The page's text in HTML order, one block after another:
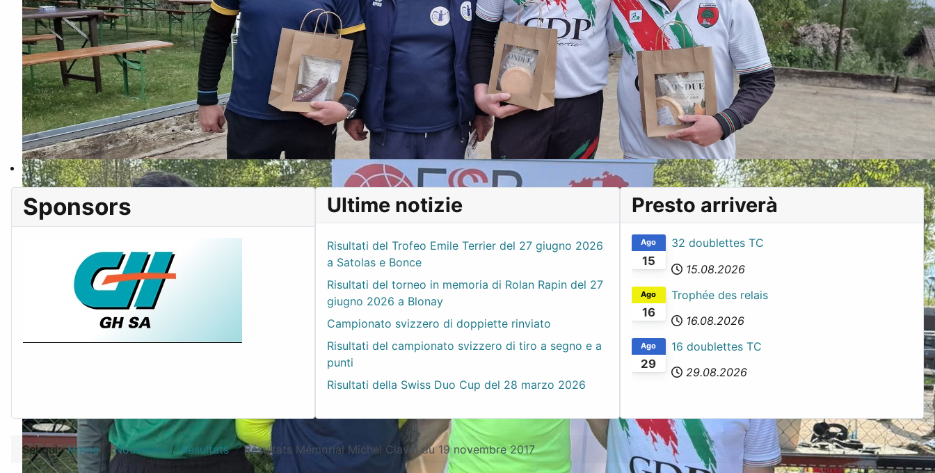
Sponsors Ultime notizie
Risultati del Trofeo Emile Terrier del 27 giugno 2026
a Satolas e Bonce
Risultati del torneo in memoria di Rolan Rapin del 27
giugno 2026 a Blonay
Campionato svizzero di doppiette rinviato
Risultati del campionato svizzero di tiro a segno e a
punti
Risultati della Swiss Duo Cup del 28 marzo 2026
Presto arriverà
15
Ago
32 doublettes TC
15.08.2026
16
Ago
Trophée des relais
16.08.2026
29
Ago
16 doublettes TC
29.08.2026
Sei qui:Home Nouvelles Résultats Résultats Mémorial Michel Clavel du 19 novembre 2017